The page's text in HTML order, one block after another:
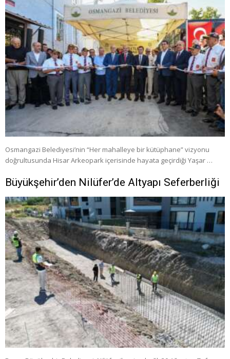
Osmangazi Belediyesi’nin “Her mahalleye bir kütüphane” vizyonu
doğrultusunda Hisar Arkeopark içerisinde hayata geçirdiği Yaşar …
Büyükşehir’den Nilüfer’de Altyapı Seferberliği